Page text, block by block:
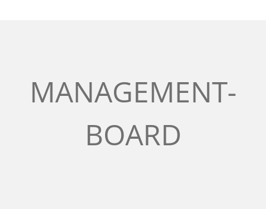
MANAGEMENT-
BOARD